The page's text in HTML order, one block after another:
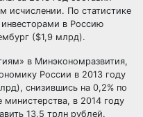
исчислении. По статистике
в Россию
($1,9 млрд).
в Минэкономразвития,
России в 2013 году
снизившись на 0,2% по
в 2014 году
13,5 трлн рублей.